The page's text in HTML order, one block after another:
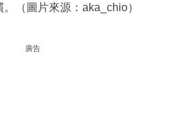
（圖片來源：aka_chio）
廣告